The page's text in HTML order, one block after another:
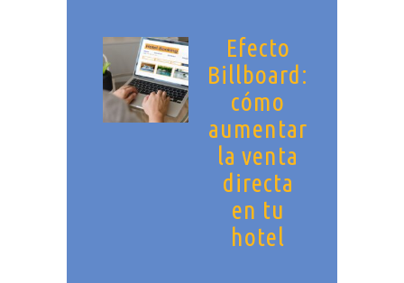
Efecto
Billboard:
cómo
aumentar
la venta
directa
en tu
hotel